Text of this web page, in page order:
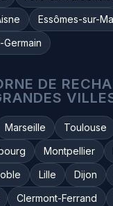
Essômes-sur-
DE
Marseille Toulouse
Montpellier
Lille Dijon
Clermont-Ferrand